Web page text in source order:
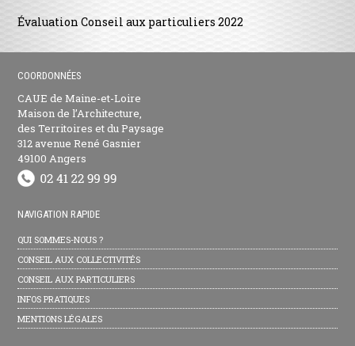
Évaluation Conseil aux particuliers 2022
COORDONNÉES
CAUE de Maine-et-Loire
Maison de l’Architecture,
des Territoires et du Paysage
312 avenue René Gasnier
49100 Angers
NAVIGATION RAPIDE
QUI SOMMES-NOUS ?
CONSEIL AUX COLLECTIVITÉS
CONSEIL AUX PARTICULIERS
INFOS PRATIQUES
MENTIONS LÉGALES